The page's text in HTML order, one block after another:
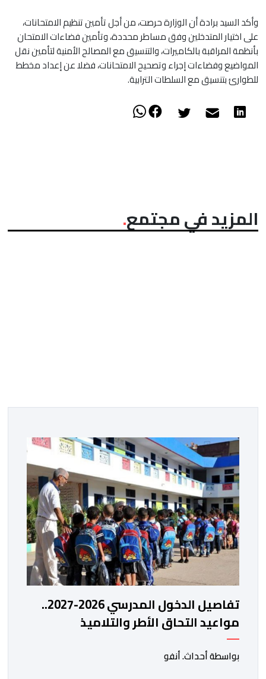
وأكد السيد برادة أن الوزارة حرصت، من أجل تأمين تنظيم الامتحانات،
على اختيار المتدخلين وفق مساطر محددة، وتأمين فضاءات الامتحان
بأنظمة المراقبة بالكاميرات، والتنسيق مع المصالح الأمنية لتأمين نقل
المواضيع وفضاءات إجراء وتصحيح الامتحانات، فضلا عن إعداد مخطط
للطوارئ بتنسيق مع السلطات الترابية.
المزيد في مجتمع
تفاصيل الدخول المدرسي 2026-2027..
مواعيد التحاق الأطر والتلاميذ
بالمؤسسات التعليمية
بواسطة أحداث. أنفو